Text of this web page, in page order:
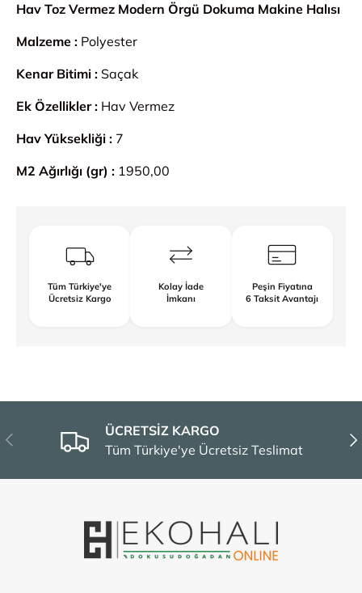
Hav Toz Vermez Modern Örgü Dokuma Makine Halısı
Malzeme : Polyester
Kenar Bitimi : Saçak
Ek Özellikler : Hav Vermez
Hav Yüksekliği : 7
M2 Ağırlığı (gr) : 1950,00
Tüm Türkiye'ye
Ücretsiz Kargo
Kolay İade
İmkanı
Peşin Fiyatına
6 Taksit Avantajı
Önceki
ÜCRETSİZ KARGO
Tüm Türkiye'ye Ücretsiz Teslimat